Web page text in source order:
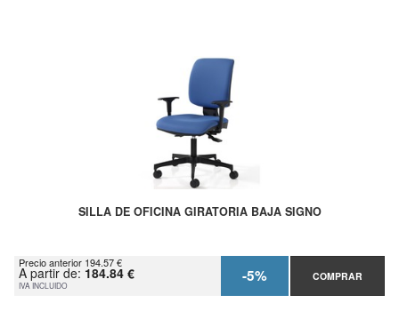
SILLA DE OFICINA GIRATORIA BAJA SIGNO
Precio anterior 194.57 €
A partir de: 184.84 €
IVA INCLUIDO -5% COMPRAR